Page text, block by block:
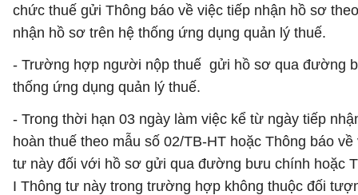
chức thuế gửi Thông báo về việc tiếp nhận hồ sơ
nhận hồ sơ trên hệ thống ứng dụng quản lý thuế.
- Trường hợp người nộp thuế gửi hồ sơ qua đường
thống ứng dụng quản lý thuế.
- Trong thời hạn 03 ngày làm việc kể từ ngày tiếp
hoàn thuế theo mẫu số 02/TB-HT hoặc Thông báo
tư này đối với hồ sơ gửi qua đường bưu chính hoặc
I Thông tư này trong trường hợp không thuộc đối